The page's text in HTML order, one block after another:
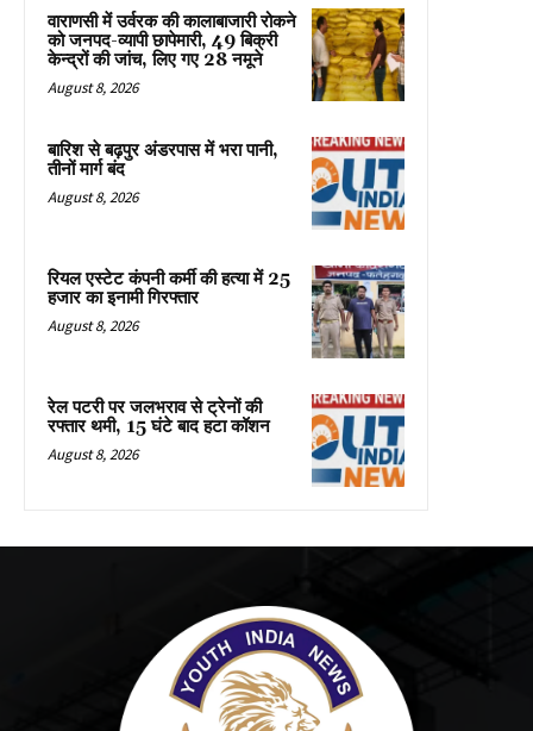
वाराणसी में उर्वरक की कालाबाजारी रोकने
को जनपद-व्यापी छापेमारी, 49 बिक्री
केन्द्रों की जांच, लिए गए 28 नमूने
August 8, 2026
बारिश से बढ़पुर अंडरपास में भरा पानी,
तीनों मार्ग बंद
August 8, 2026
रियल एस्टेट कंपनी कर्मी की हत्या में 25
हजार का इनामी गिरफ्तार
August 8, 2026
रेल पटरी पर जलभराव से ट्रेनों की
रफ्तार थमी, 15 घंटे बाद हटा कॉशन
August 8, 2026